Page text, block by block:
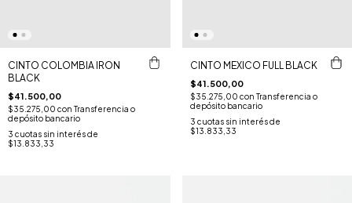
CINTO COLOMBIA IRON
BLACK
$41.500,00
$35.275,00 con Transferencia o
depósito bancario
3 cuotas sin interés de
$13.833,33
CINTO MEXICO FULL BLACK
$41.500,00
$35.275,00 con Transferencia o
depósito bancario
3 cuotas sin interés de
$13.833,33